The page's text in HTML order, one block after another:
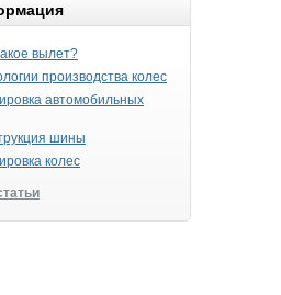
вылет?
производства колес
автомобильных
шины
колес